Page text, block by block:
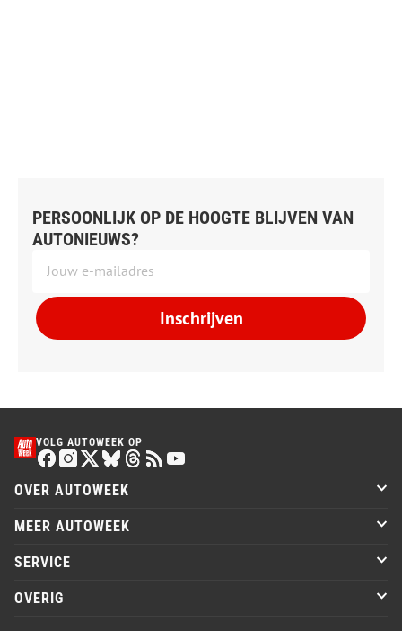
PERSOONLIJK OP DE HOOGTE BLIJVEN VAN
AUTONIEUWS?
Inschrijven
VOLG AUTOWEEK OP
OVER AUTOWEEK
MEER AUTOWEEK
SERVICE
OVERIG